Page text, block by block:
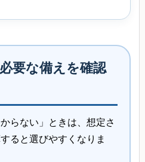
要な備えを確認
らない」ときは、想定さ
ると選びやすくなりま